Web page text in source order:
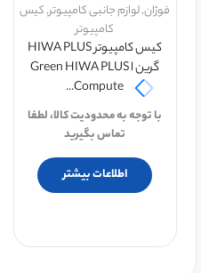
فوژان,لوازم جانبی کامپیوتر,کیس
کامپیوتر
کیس کامپیوتر HIWA PLUS
گرین ا Green HIWA PLUS
Compute...
با توجه به محدودیت کالا، لطفا
تماس بگیرید
اطلاعات بیشتر